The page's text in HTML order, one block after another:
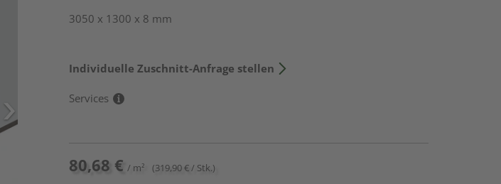
3050 x 1300 x 8 mm
Individuelle Zuschnitt-Anfrage stellen
Services
80,68 € / m² (319,90 € / Stk.)